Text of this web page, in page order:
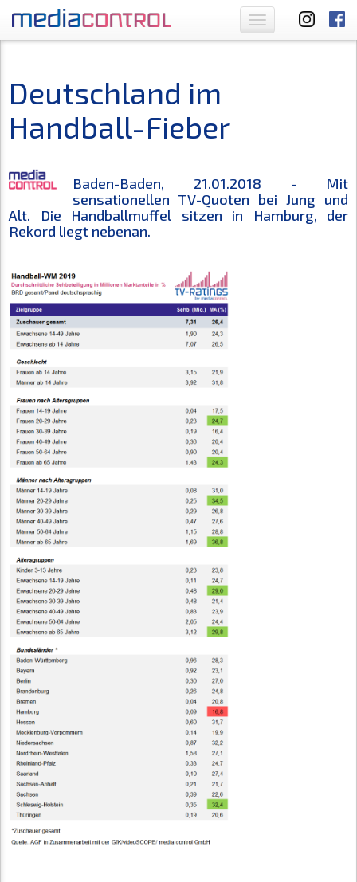
Toggle
navigation
Deutschland im
Handball-Fieber
Baden-Baden, 21.01.2018 - Mit
sensationellen TV-Quoten bei Jung und
Alt. Die Handballmuffel sitzen in Hamburg, der
Rekord liegt nebenan.